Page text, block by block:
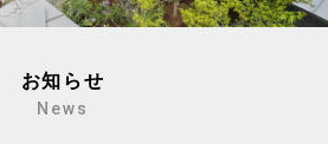
お知らせ
News